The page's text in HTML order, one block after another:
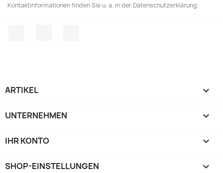
Kontaktinformationen finden Sie u. a. in der Datenschutzerklärung.
ARTIKEL 
UNTERNEHMEN 
IHR KONTO 
SHOP-EINSTELLUNGEN keyboard_arrow_down